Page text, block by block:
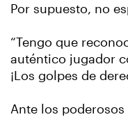
Por supuesto, no
“Tengo que
auténtico jugador
¡Los golpes de
Ante los